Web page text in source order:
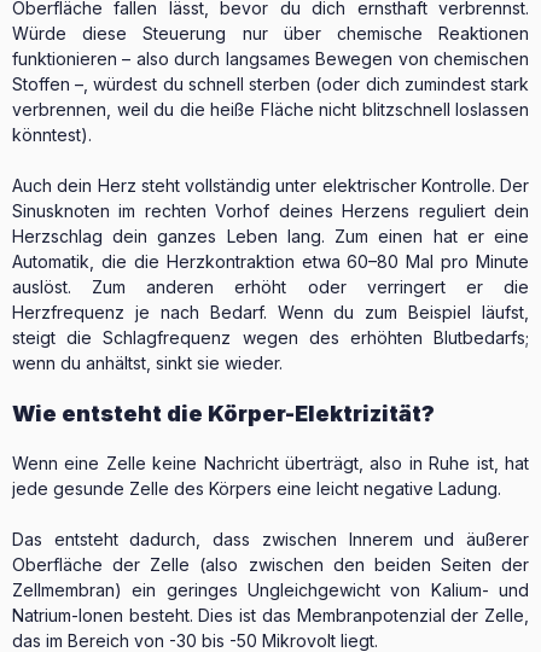
Oberfläche fallen lässt, bevor du dich ernsthaft verbrennst.
Würde diese Steuerung nur über chemische Reaktionen
funktionieren – also durch langsames Bewegen von chemischen
Stoffen –, würdest du schnell sterben (oder dich zumindest stark
verbrennen, weil du die heiße Fläche nicht blitzschnell loslassen
könntest).
Auch dein Herz steht vollständig unter elektrischer Kontrolle. Der
Sinusknoten im rechten Vorhof deines Herzens reguliert dein
Herzschlag dein ganzes Leben lang. Zum einen hat er eine
Automatik, die die Herzkontraktion etwa 60–80 Mal pro Minute
auslöst. Zum anderen erhöht oder verringert er die
Herzfrequenz je nach Bedarf. Wenn du zum Beispiel läufst,
steigt die Schlagfrequenz wegen des erhöhten Blutbedarfs;
wenn du anhältst, sinkt sie wieder.
Wie entsteht die Körper-Elektrizität?
Wenn eine Zelle keine Nachricht überträgt, also in Ruhe ist, hat
jede gesunde Zelle des Körpers eine leicht negative Ladung.
Das entsteht dadurch, dass zwischen Innerem und äußerer
Oberfläche der Zelle (also zwischen den beiden Seiten der
Zellmembran) ein geringes Ungleichgewicht von Kalium- und
Natrium-Ionen besteht. Dies ist das Membranpotenzial der Zelle,
das im Bereich von -30 bis -50 Mikrovolt liegt.